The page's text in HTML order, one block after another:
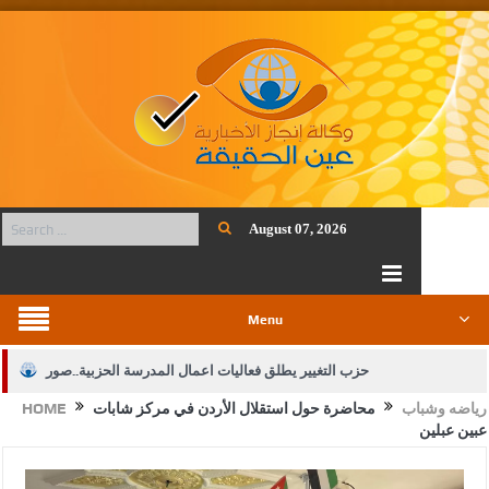
August 07, 2026
Menu
حزب التغيير يطلق فعاليات اعمال المدرسة الحزبية..صور
الجيش يفتح باب التجنيد لحملة البكالوريوس في الحقوق والقانونHOME رياضه وشباب
محاضرة حول استقلال الأردن في مركز شابات
عبين عبلين